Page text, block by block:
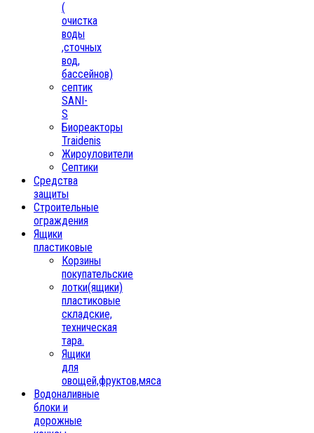
(
очистка
воды
,сточных
вод,
бассейнов)
септик
SANI-
S
Биореакторы
Traidenis
Жироуловители
Септики
Средства
защиты
Строительные
ограждения
Ящики
пластиковые
Корзины
покупательские
лотки(ящики)
пластиковые
складские,
техническая
тара.
Ящики
для
овощей,фруктов,мяса
Водоналивные
блоки и
дорожные